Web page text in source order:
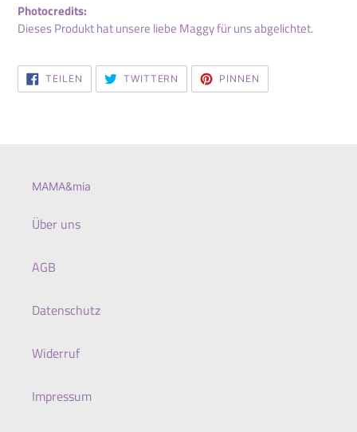
Photocredits:
Dieses Produkt hat unsere liebe Maggy für uns abgelichtet.
TEILEN
FACEBOOK
TEILEN
TWITTERN
TWITTER
TWITTERN
PINNEN
PINNEN
MAMA&mia
Über uns
AGB
Datenschutz
Widerruf
Impressum